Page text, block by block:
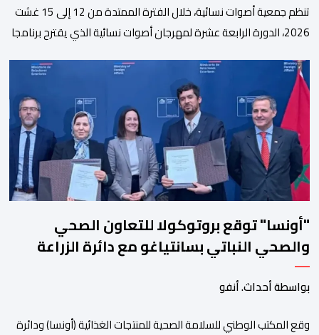
تنظم جمعية أصوات نسائية، خلال الفترة الممتدة من 12 إلى 15 غشت
2026، الدورة الرابعة عشرة لمهرجان أصوات نسائية الذي يقترح برنامجا
الاجتماعية والتضامنية والإنسانية. ووفق بلاغ للمنظمين، تقترح هذه
الدورة، التي تنظم تحت الرعاية السامية لصاحب الجلالة الملك محمد
السادس، تحت شعار “سيدات البحر الأبيض المتوسط، […]
"أونسا" توقع بروتوكولا للتعاون الصحي
والصحي النباتي بسانتياغو مع دائرة الزراعة
وتربية المواشي
بواسطة أحداث. أنفو
وقع المكتب الوطني للسلامة الصحية للمنتجات الغذائية (أونسا) ودائرة